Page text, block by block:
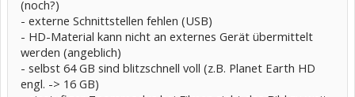
(noch?)
- externe Schnittstellen fehlen (USB)
- HD-Material kann nicht an externes Gerät übermittelt
werden (angeblich)
- selbst 64 GB sind blitzschnell voll (z.B. Planet Earth HD
engl. -> 16 GB)